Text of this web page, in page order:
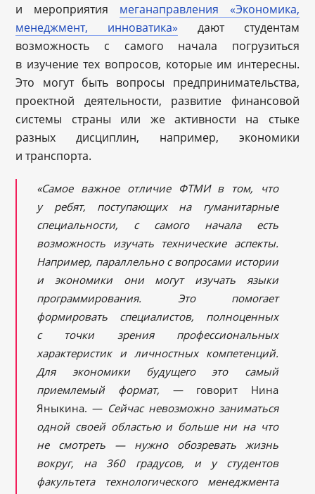
и мероприятия меганаправления «Экономика,
менеджмент, инноватика» дают студентам
возможность с самого начала погрузиться
в изучение тех вопросов, которые им интересны.
Это могут быть вопросы предпринимательства,
проектной деятельности, развитие финансовой
системы страны или же активности на стыке
разных дисциплин, например, экономики
и транспорта.
«Самое важное отличие ФТМИ в том, что
у ребят, поступающих на гуманитарные
специальности, с самого начала есть
возможность изучать технические аспекты.
Например, параллельно с вопросами истории
и экономики они могут изучать языки
программирования. Это помогает
формировать специалистов, полноценных
с точки зрения профессиональных
характеристик и личностных компетенций.
Для экономики будущего это самый
приемлемый формат, — говорит Нина
Яныкина. — Сейчас невозможно заниматься
одной своей областью и больше ни на что
не смотреть — нужно обозревать жизнь
вокруг, на 360 градусов, и у студентов
факультета технологического менеджмента